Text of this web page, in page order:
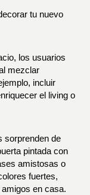
tu nuevo
los usuarios
mezclar
incluir
el living o
sorprenden de
pintada con
amistosas o
fuertes,
en casa.